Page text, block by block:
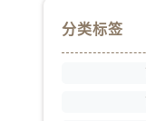
分类标签